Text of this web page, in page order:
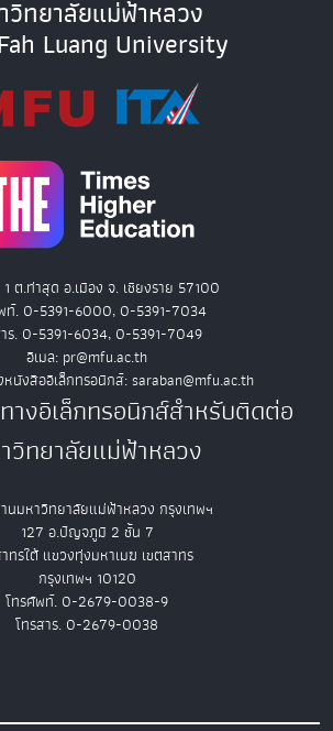
วิทยาลัยแม่ฟ้าหลวง
Luang University
ต.ท่าสุด อ.เมือง จ. เชียงราย 57100
ท์. 0-5391-6000, 0-5391-7034
ร. 0-5391-6034, 0-5391-7049
อีเมล: pr@mfu.ac.th
หนังสืออิเล็กทรอนิกส์: saraban@mfu.ac.th
างอิเล็กทรอนิกส์สำหรับติดต่อ
วิทยาลัยแม่ฟ้าหลวง
นมหาวิทยาลัยแม่ฟ้าหลวง กรุงเทพฯ
127 อ.ปัญจภูมิ 2 ชั้น 7
ทรใต้ แขวงทุ่งมหาเมฆ เขตสาทร
กรุงเทพฯ 10120
โทรศัพท์. 0-2679-0038-9
โทรสาร. 0-2679-0038